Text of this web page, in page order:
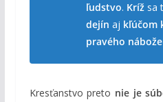
ľudstvo. Krížsa
dejín aj kľúčom
pravého
Kresťanstvo preto nie je